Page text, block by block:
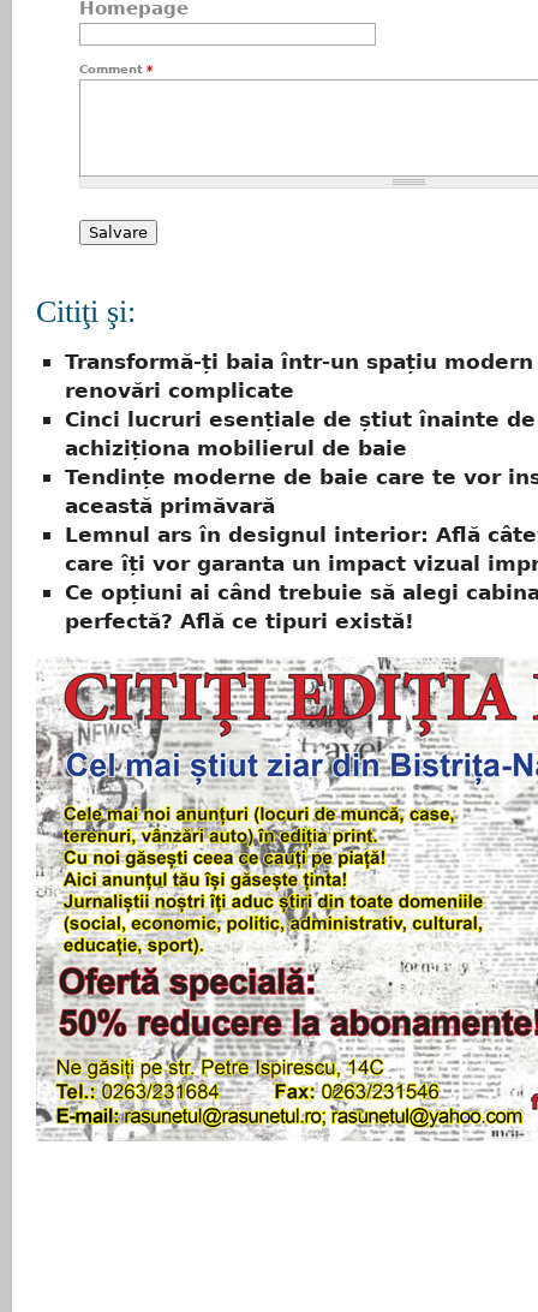
Homepage
Comment *
Citiţi şi:
Transformă-ți baia într-un spațiu modern
renovări complicate
Cinci lucruri esențiale de știut înainte de
achiziționa mobilierul de baie
Tendințe moderne de baie care te vor
această primăvară
Lemnul ars în designul interior: Află
care îți vor garanta un impact vizual
Ce opțiuni ai când trebuie să alegi
perfectă? Află ce tipuri există!